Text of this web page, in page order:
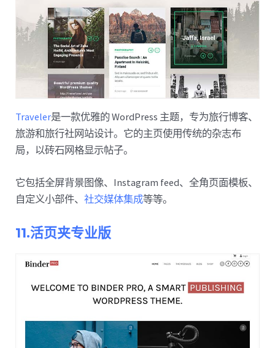
Traveler是一款优雅的 WordPress 主题，专为旅行博客、
旅游和旅行社网站设计。它的主页使用传统的杂志布
局，以砖石网格显示帖子。
它包括全屏背景图像、Instagram feed、全角页面模板、
自定义小部件、社交媒体集成等等。
11.活页夹专业版